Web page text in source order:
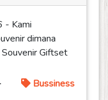
- Kami
dimana
Souvenir Giftset
Bussiness